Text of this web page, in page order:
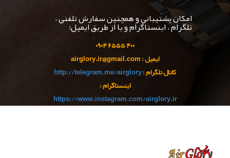
امکان پشتیبانی و همچنین سفارش تلفنی ،
تلگرام ، اینستاگرام و یا از طریق ایمیل:
۴۰۰ ۶۵۵۵ ۰ ۹۰۴
ایمیل : airglory.ir@gmail.com
کانال تلگرام :http://telegram.me/airglory
اینستاگرام :
https://www.instagram.com/airglory.ir